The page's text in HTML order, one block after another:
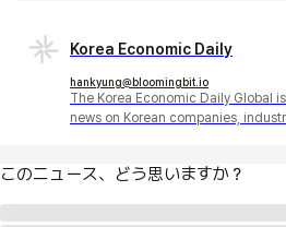
Korea Economic Daily
hankyung@bloomingbit.io
The Korea Economic Daily Global
news on Korean companies,
このニュース、どう思いますか？